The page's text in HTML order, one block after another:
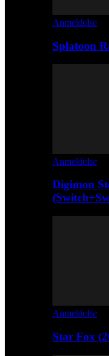
Anmeldelse
Splatoon
Anmeldelse
Digimon
Anmeldelse
Star Fox